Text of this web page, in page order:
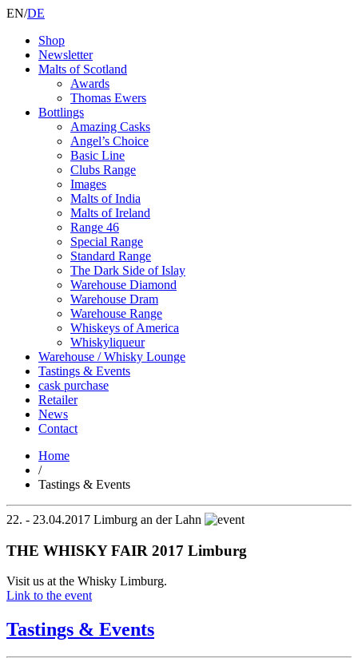
EN/DE
Shop
Newsletter
Malts of Scotland
Awards
Thomas Ewers
Bottlings
Amazing Casks
Angel’s Choice
Basic Line
Clubs Range
Images
Malts of India
Malts of Ireland
Range 46
Special Range
Standard Range
The Dark Side of Islay
Warehouse Diamond
Warehouse Dram
Warehouse Range
Whiskeys of America
Whiskyliqueur
Warehouse / Whisky Lounge
Tastings & Events
cask purchase
Retailer
News
Contact
Home
/
Tastings & Events
22. - 23.04.2017 Limburg an der Lahn
THE WHISKY FAIR 2017 Limburg
Visit us at the Whisky Limburg.
Link to the event
Tastings & Events